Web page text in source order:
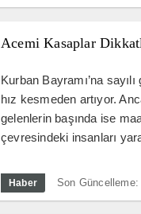
Acemi Kasaplar
Kurban Bayramı’na
hız kesmeden artıyor.
gelenlerin başında ise
çevresindeki insanları
Haber Son Güncelleme: